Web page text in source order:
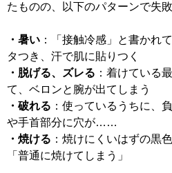
たものの、以下のパターンで失敗
・暑い ：「接触冷感」と書かれ
・脱げる、ズレる ：着けている
・破れる ：使っているうちに、
・焼ける ：焼けにくいはずの黒
「普通に焼けてしまう」